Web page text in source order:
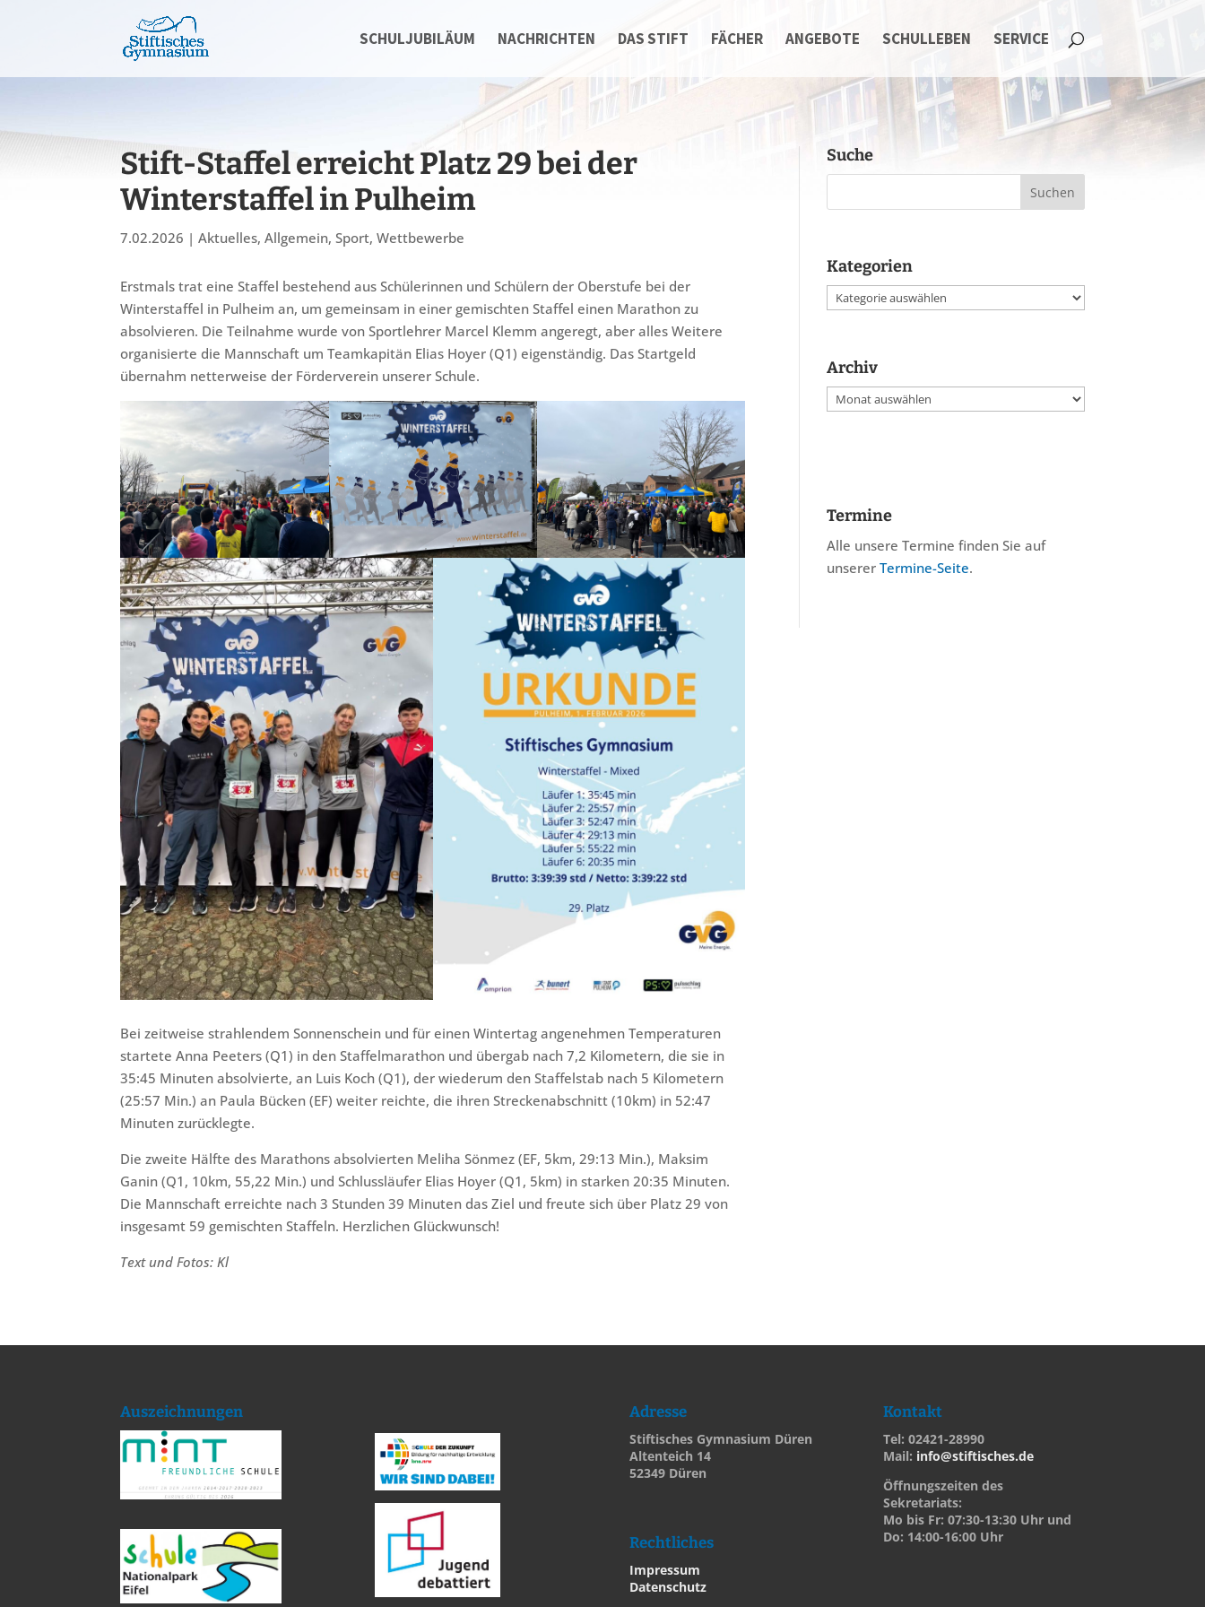
SCHULJUBILÄUM NACHRICHTEN DAS STIFT FÄCHER ANGEBOTE SCHULLEBEN SERVICE
Stift-Staffel erreicht Platz 29 bei der
Winterstaffel in Pulheim
7.02.2026 |Aktuelles,Allgemein,Sport,Wettbewerbe
Erstmals trat eine Staffel bestehend aus Schülerinnen und Schülern der Oberstufe bei der
Winterstaffel in Pulheim an, um gemeinsam in einer gemischten Staffel einen Marathon zu
absolvieren. Die Teilnahme wurde von Sportlehrer Marcel Klemm angeregt, aber alles Weitere
organisierte die Mannschaft um Teamkapitän Elias Hoyer (Q1) eigenständig. Das Startgeld
übernahm netterweise der Förderverein unserer Schule.
Bei zeitweise strahlendem Sonnenschein und für einen Wintertag angenehmen Temperaturen
startete Anna Peeters (Q1) in den Staffelmarathon und übergab nach 7,2 Kilometern, die sie in
35:45 Minuten absolvierte, an Luis Koch (Q1), der wiederum den Staffelstab nach 5 Kilometern
(25:57 Min.) an Paula Bücken (EF) weiter reichte, die ihren Streckenabschnitt (10km) in 52:47
Minuten zurücklegte.
Die zweite Hälfte des Marathons absolvierten Meliha Sönmez (EF, 5km, 29:13 Min.), Maksim
Ganin (Q1, 10km, 55,22 Min.) und Schlussläufer Elias Hoyer (Q1, 5km) in starken 20:35 Minuten.
Die Mannschaft erreichte nach 3 Stunden 39 Minuten das Ziel und freute sich über Platz 29 von
insgesamt 59 gemischten Staffeln. Herzlichen Glückwunsch!
Text und Fotos: Kl
Suche
Kategorien
Kategorien
Archiv
Archiv
Termine
Alle unsere Termine finden Sie auf
unserer Termine-Seite.
Auszeichnungen Adresse
Stiftisches Gymnasium Düren
Altenteich 14
52349 Düren
Rechtliches
Impressum
Datenschutz
Kontakt
Tel: 02421-28990
Mail: info@stiftisches.de
Öffnungszeiten des
Sekretariats:
Mo bis Fr: 07:30-13:30 Uhr und
Do: 14:00-16:00 Uhr